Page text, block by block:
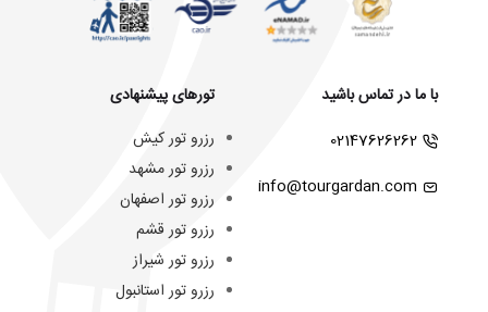
با ما در تماس باشید
02147626262
info@tourgardan.com
تورهای پیشنهادی
رزرو تور کیش
رزرو تور مشهد
رزرو تور اصفهان
رزرو تور قشم
رزرو تور شیراز
رزرو تور استانبول